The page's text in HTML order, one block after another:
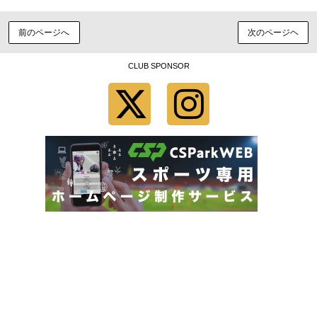
前のページへ 次のページヘ
CLUB SPONSOR